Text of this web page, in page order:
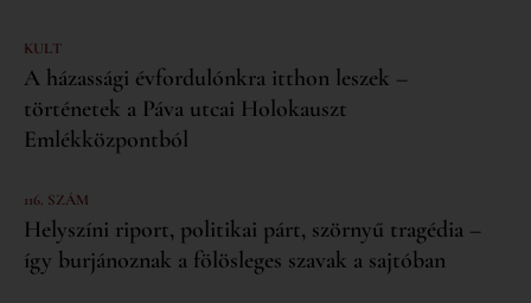
KULT
A házassági évfordulónkra itthon leszek –
történetek a Páva utcai Holokauszt
Emlékközpontból
116. SZÁM
Helyszíni riport, politikai párt, szörnyű tragédia –
így burjánoznak a fölösleges szavak a sajtóban